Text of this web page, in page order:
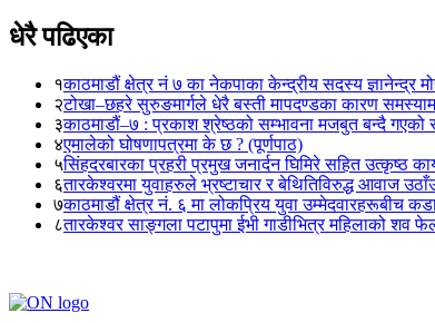
धेरै पढिएका
१काठमाडौं क्षेत्र नं ७ का नेकपाका केन्द्रीय सदस्य ज्ञानेन्द्र
२टोखा–छहरे सुरुङमार्गले धेरै बस्ती मापदण्डका कारण
३काठमाडौं–७ : प्रकाश श्रेष्ठको सम्भावना मजबुत बन्दै
४एमालेको घोषणापत्रमा के छ ? (पूर्णपाठ)
५सिंहदरबारका प्रहरी प्रमुख जनार्दन घिमिरे सहित उत्कृष्ठ
६तारकेश्वरमा युवाहरुले भ्रष्टाचार र बेथितिविरुद्ध आवाज
७काठमाडौं क्षेत्र नं. ६ मा लोकप्रिय युवा उम्मेदवारहरूबीच कडा
८तारकेश्वर साङ्गला पटापुमा ईभी गाडीभित्र महिलाको शव